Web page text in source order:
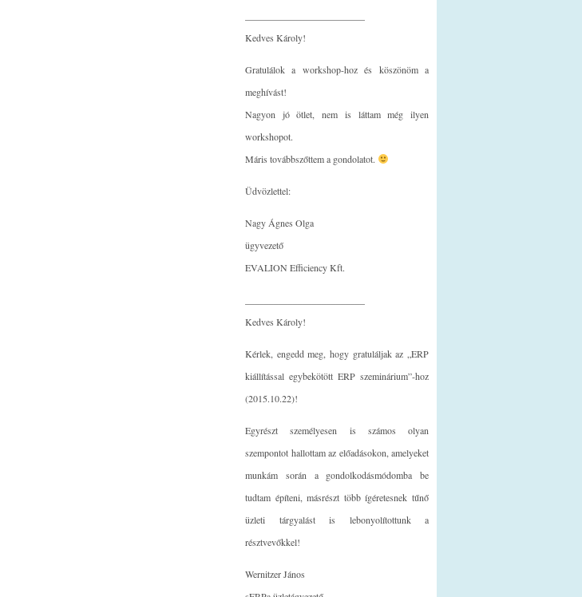
Kedves Károly!
Gratulálok a workshop-hoz és köszönöm a
meghívást!
Nagyon jó ötlet, nem is láttam még ilyen
workshopot.
Máris továbbszőttem a gondolatot.
Üdvözlettel:
Nagy Ágnes Olga
ügyvezető
EVALION Efficiency Kft.
Kedves Károly!
Kérlek, engedd meg, hogy gratuláljak az „ERP
kiállítással egybekötött ERP szeminárium”-hoz
(2015.10.22)!
Egyrészt személyesen is számos olyan
szempontot hallottam az előadásokon, amelyeket
munkám során a gondolkodásmódomba be
tudtam építeni, másrészt több ígéretesnek tűnő
üzleti tárgyalást is lebonyolítottunk a
résztvevőkkel!
Wernitzer János